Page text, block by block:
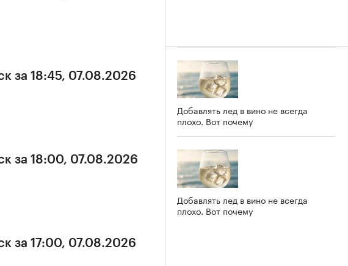
за 18:45, 07.08.2026
за 18:00, 07.08.2026
за 17:00, 07.08.2026
Добавлять лед в вино не всегда
плохо. Вот почему
Добавлять лед в вино не всегда
плохо. Вот почему